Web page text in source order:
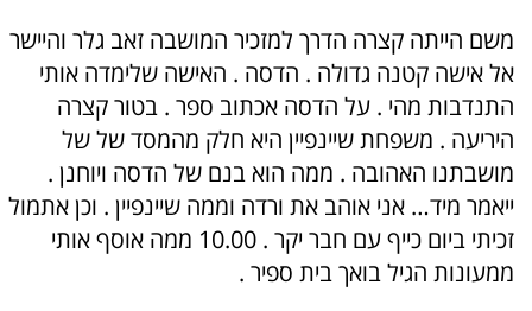
משם הייתה קצרה הדרך למזכיר המושבה זאב גלר והיישר
אל אישה קטנה גדולה . הדסה . האישה שלימדה אותי
התנדבות מהי . על הדסה אכתוב ספר . בטור קצרה
היריעה . משפחת שיינפיין היא חלק מהמסד של של
מושבתנו האהובה . ממה הוא בנם של הדסה ויוחנן .
ייאמר מיד… אני אוהב את ורדה וממה שיינפיין . וכן אתמול
זכיתי ביום כייף עם חבר יקר . 10.00 ממה אוסף אותי
ממעונות הגיל בואך בית ספיר .